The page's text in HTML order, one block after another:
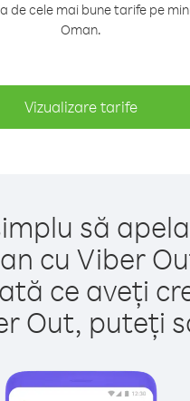
de cele mai bune tarife pe
Oman.
Vizualizare tarife
să
cu Viber
ce aveți
Out, puteți